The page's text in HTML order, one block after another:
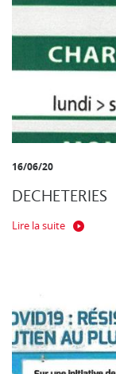
16/06/20
DECHETERIES
Lire la suite